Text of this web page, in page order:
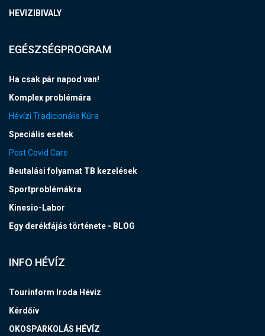
HEVIZIBIVALY
EGÉSZSÉGPROGRAM
Ha csak pár napod van!
Komplex problémára
Hévízi Tradicionális Kúra
Speciális esetek
Post Covid Care
Beutalási folyamat TB kezelések
Sportproblémákra
Kinesio-Labor
Egy derékfájás története - BLOG
INFO HÉVÍZ
Tourinform Iroda Hévíz
Kérdőív
OKOSPARKOLÁS HÉVÍZ